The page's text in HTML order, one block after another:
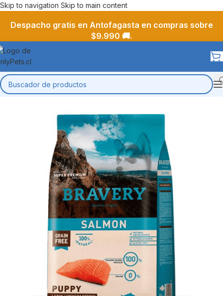
Skip to navigation Skip to main content
Despacho gratis en Antofagasta en compras sobre
$9.990 🚚.